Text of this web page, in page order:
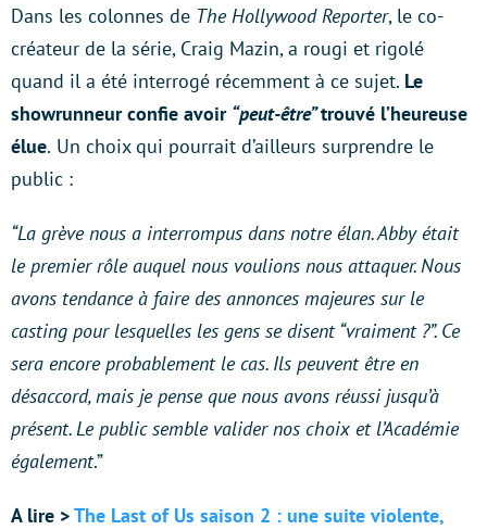
Dans les colonnes de The Hollywood Reporter, le co-
créateur de la série, Craig Mazin, a rougi et rigolé
quand il a été interrogé récemment à ce sujet. Le
showrunneur confie avoir “peut-être”trouvé l’heureuse
élue. Un choix qui pourrait d’ailleurs surprendre le
public :
“La grève nous a interrompus dans notre élan. Abby était
le premier rôle auquel nous voulions nous attaquer. Nous
avons tendance à faire des annonces majeures sur le
casting pour lesquelles les gens se disent “vraiment ?”. Ce
sera encore probablement le cas. Ils peuvent être en
désaccord, mais je pense que nous avons réussi jusqu’à
présent. Le public semble valider nos choix et l’Académie
également.”
A lire >The Last of Us saison 2 : une suite violente,